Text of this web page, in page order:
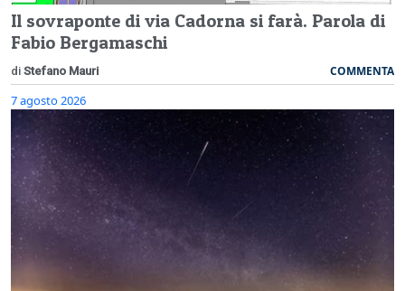
Il sovraponte di via Cadorna si farà. Parola di
Fabio Bergamaschi
di Stefano Mauri COMMENTA
7 agosto 2026